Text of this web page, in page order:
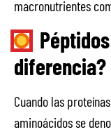
macronutrientes
diferencia?
Cuando las
aminoácidos se